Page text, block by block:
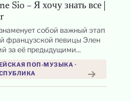
→
Sio – Я хочу знать все |
собой важный этап
французской певицы Элен
за её предыдущими...
ПОП-МУЗЫКА ·
→